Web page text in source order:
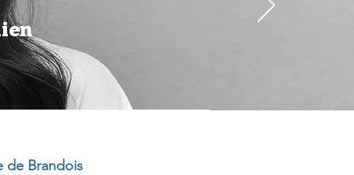
de Brandois